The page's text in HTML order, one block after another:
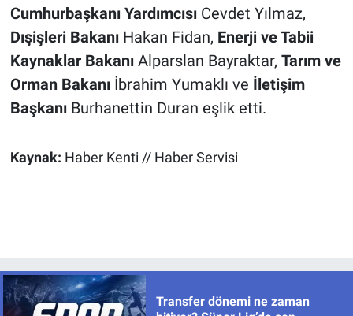
Cumhurbaşkanı YardımcısıCevdet Yılmaz,
Dışişleri BakanıHakan Fidan, Enerji ve Tabii
Kaynaklar BakanıAlparslan Bayraktar, Tarım ve
Orman Bakanıİbrahim Yumaklı ve İletişim
BaşkanıBurhanettin Duran eşlik etti.
Kaynak: Haber Kenti // Haber Servisi
Transfer dönemi ne zaman